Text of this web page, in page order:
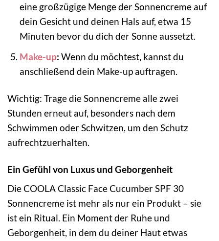
eine großzügige Menge der Sonnencreme auf
dein Gesicht und deinen Hals auf, etwa 15
Minuten bevor du dich der Sonne aussetzt.
Make-up: Wenn du möchtest, kannst du
anschließend dein Make-up auftragen.
Wichtig: Trage die Sonnencreme alle zwei
Stunden erneut auf, besonders nach dem
Schwimmen oder Schwitzen, um den Schutz
aufrechtzuerhalten.
Ein Gefühl von Luxus und Geborgenheit
Die COOLA Classic Face Cucumber SPF 30
Sonnencreme ist mehr als nur ein Produkt – sie
ist ein Ritual. Ein Moment der Ruhe und
Geborgenheit, in dem du deiner Haut etwas